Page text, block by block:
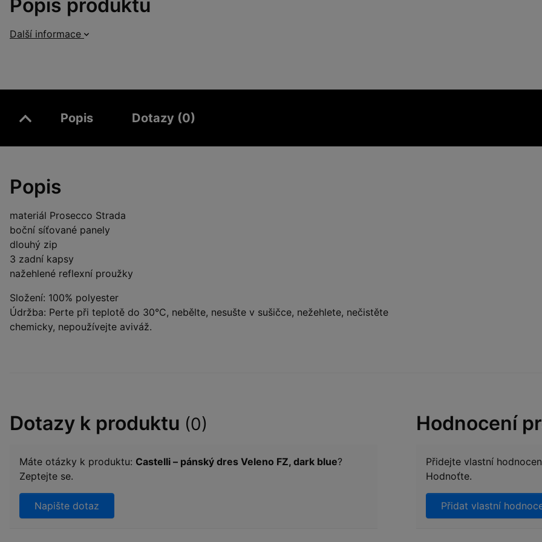
Popis produktu
Další informace
Popis Dotazy (0)
Popis
materiál Prosecco Strada
boční síťované panely
dlouhý zip
3 zadní kapsy
nažehlené reflexní proužky
Složení: 100% polyester
Údržba: Perte při teplotě do 30°C, nebělte, nesušte v sušičce, nežehlete, nečistěte
chemicky, nepoužívejte aviváž.
Dotazy k produktu (0)
Máte otázky k produktu: Castelli – pánský dres Veleno FZ, dark blue?
Zeptejte se.
Napište dotaz
Hodnocení
Přidejte vlastní
Hodnoťte.
Přidat vlastní